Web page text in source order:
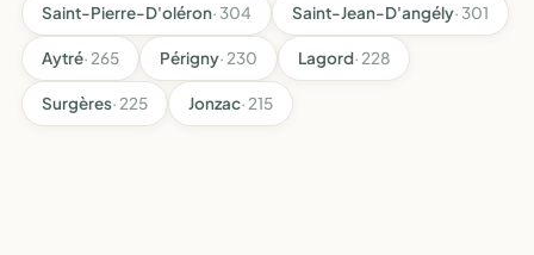
Saint-Pierre-D'oléron· 304 Saint-Jean-D'angély· 301
Aytré· 265 Périgny· 230 Lagord· 228
Surgères· 225 Jonzac· 215